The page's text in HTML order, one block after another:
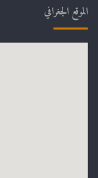
الموقع الجغرافي